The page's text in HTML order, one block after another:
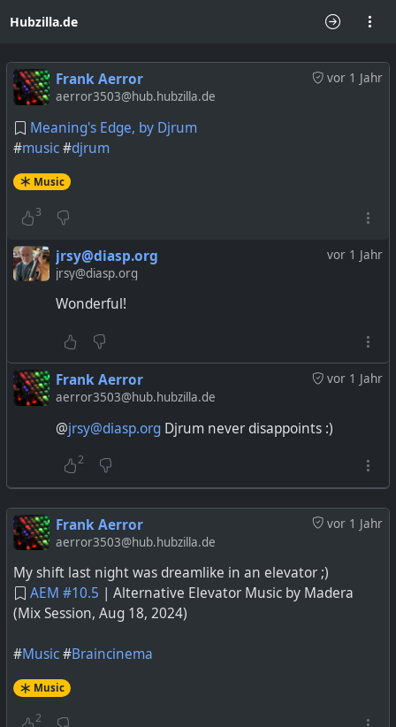
Hubzilla.de
vor 1 Jahr
Frank Aerror
aerror3503@hub.hubzilla.de
Meaning's Edge, by Djrum
#music#djrum
Music
3
vor 1 Jahr
jrsy@diasp.org
jrsy@diasp.org
Wonderful!
vor 1 Jahr
Frank Aerror
aerror3503@hub.hubzilla.de
@jrsy@diasp.orgDjrum never disappoints :)
2
vor 1 Jahr
Frank Aerror
aerror3503@hub.hubzilla.de
My shift last night was dreamlike in an elevator ;)
AEM #10.5 | Alternative Elevator Music by Madera
(Mix Session, Aug 18, 2024)
#Music#Braincinema
Music
2